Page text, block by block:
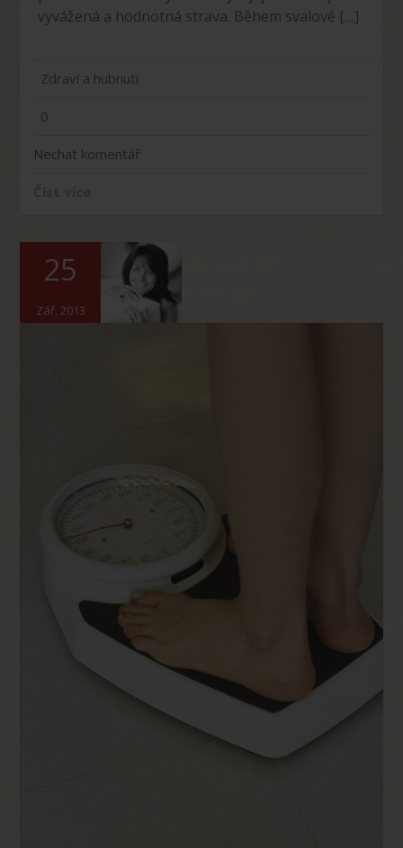
vyvážená a hodnotná strava. Během svalové […]
Zdraví a hubnutí
0
Nechat komentář
Číst více
25
Zář, 2013